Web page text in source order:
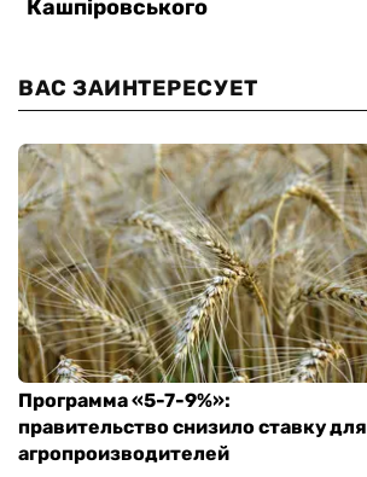
ВАС ЗАИНТЕРЕСУЕТ
Программа «5-7-9%»:
правительство снизило ставку для
агропроизводителей